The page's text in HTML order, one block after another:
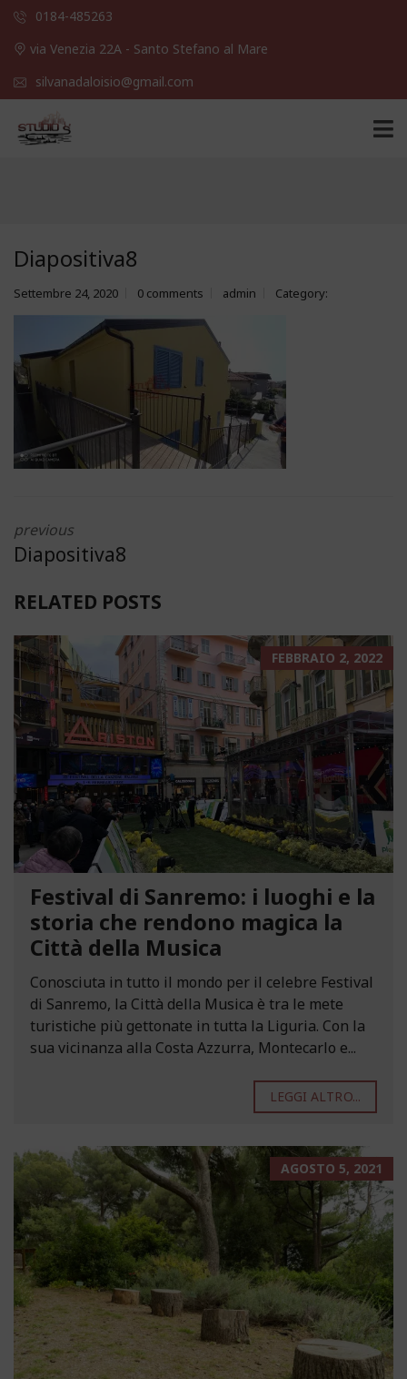
0184-485263
via Venezia 22A - Santo Stefano al Mare
silvanadaloisio@gmail.com
Diapositiva8
Settembre 24, 2020 0 comments admin Category:
previous
Diapositiva8
RELATED POSTS
FEBBRAIO 2, 2022
Festival di Sanremo: i luoghi e la
storia che rendono magica la
Città della Musica
Conosciuta in tutto il mondo per il celebre Festival
di Sanremo, la Città della Musica è tra le mete
turistiche più gettonate in tutta la Liguria. Con la
sua vicinanza alla Costa Azzurra, Montecarlo e...
LEGGI ALTRO...
AGOSTO 5, 2021